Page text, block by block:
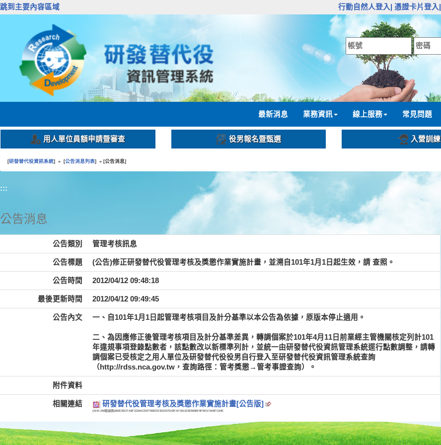
跳到主要內容區域 行動自然人登入| 憑證卡片登入|
最新消息 業務資訊 線上服務 常見問題
用人單位員額申請暨審查 役男報名暨甄選 入營訓練
[研發替代役資訊系統] » [公告消息列表] » [公告消息]
:::
公告消息
公告類別 管理考核訊息
公告標題 (公告)修正研發替代役管理考核及獎懲作業實施計畫，並溯自101年1月1日起生效，請 查照。
公告時間 2012/04/12 09:48:18
最後更新時間 2012/04/12 09:49:45
公告內文 一、自101年1月1日起管理考核項目及計分基準以本公告為依據，原版本停止適用。
二、為因應修正後管理考核項目及計分基準差異，轉調個案於101年4月11日前業經主管機關核定列計101
年違規事項登錄點數者，該點數改以新標準列計，並統一由研發替代役資訊管理系統逕行點數調整，請轉
調個案已受核定之用人單位及研發替代役役男自行登入至研發替代役資訊管理系統查詢
（http://rdss.nca.gov.tw，查詢路徑：管考獎懲→管考事證查詢）。
附件資料
相關連結 研發替代役管理考核及獎懲作業實施計畫[公告版]
(SHA-256驗證碼)800E2BCFA8F2226ACE87765EEE301D57D43FAF2611E9D5696F8FBD174A8FC64E